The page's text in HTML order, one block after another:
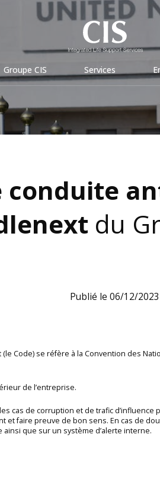
Groupe CIS Services
conduite
du
Publié le 06/12/2023
Code) se réfère à la Convention des
de l’entreprise.
cas de corruption et de trafic
et faire preuve de bon sens. En cas de
ainsi que sur un système d’alerte interne.